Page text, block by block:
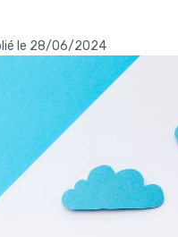
le 28/06/2024